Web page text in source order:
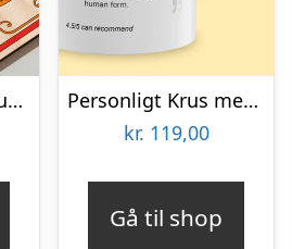
Personligt penalhus med Retrodesign
Personligt Krus med Positiv Bedømmelse
kr. 119,00
Gå til shop